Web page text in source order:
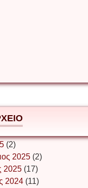
Ζακοντινός
ΜΩΚΟΣ
Σ. Παπαφλωράτος
(2)
2025(2)
2025(17)
2024(11)